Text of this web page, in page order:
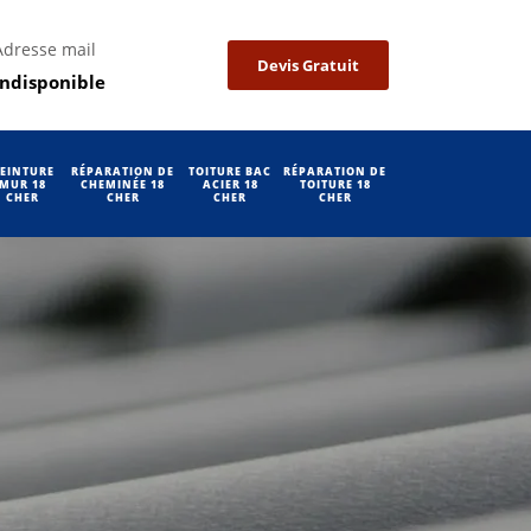
mail
Devis Gratuit
MUR 18
CHER
RÉPARATION DE
CHEMINÉE 18
CHER
TOITURE BAC
ACIER 18
CHER
RÉPARATION DE
TOITURE 18
CHER